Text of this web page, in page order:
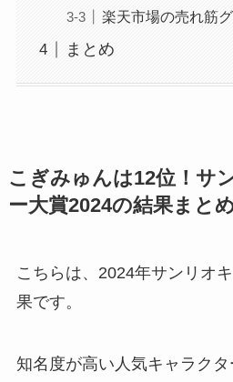
楽天市場の売れ筋グ
まとめ
こぎみゅんは12位！サ
ー大賞2024の結果まと
こちらは、2024年サンリオ
果です。
知名度が高い人気キャラク